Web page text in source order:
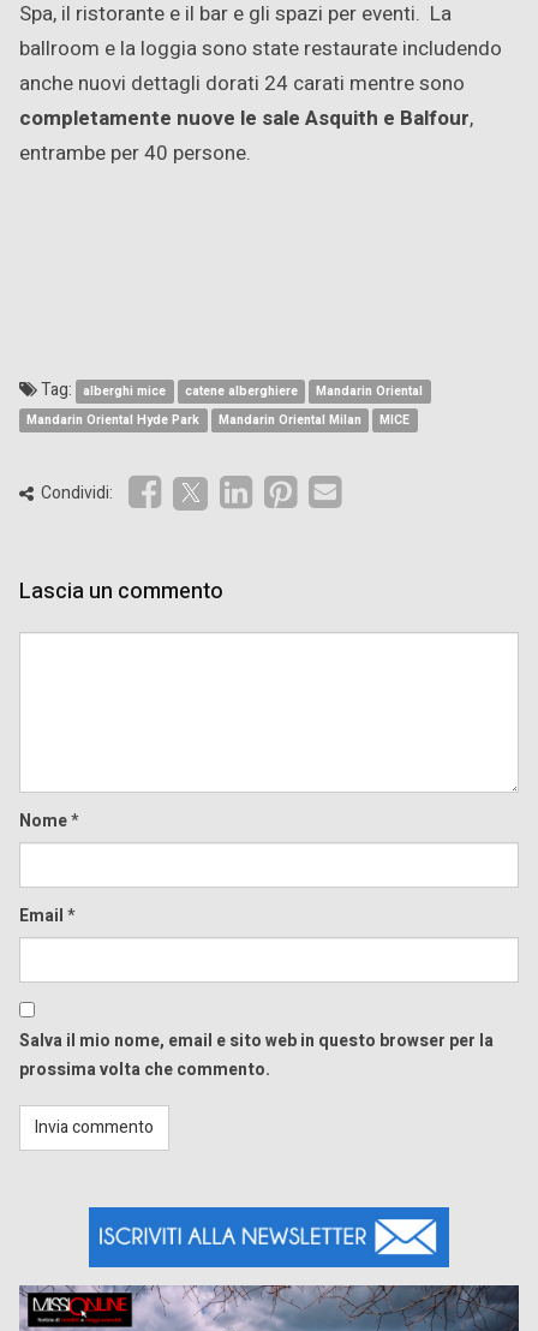
Spa, il ristorante e il bar e gli spazi per eventi. La
ballroom e la loggia sono state restaurate includendo
anche nuovi dettagli dorati 24 carati mentre sono
completamente nuove le sale Asquith e Balfour,
entrambe per 40 persone.
Tag: alberghi mice catene alberghiere
Mandarin Oriental
Mandarin Oriental Hyde Park
Mandarin Oriental Milan MICE
Condividi:
Lascia un commento
Nome*
Email*
Salva il mio nome, email e sito web in questo browser per la
prossima volta che commento.